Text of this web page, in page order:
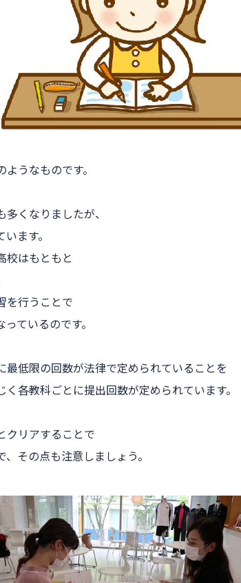
ようなものです。
くなりましたが、
ます。
校はもともと
を行うことで
ているのです。
低限の回数が法律で定められていることを
各教科ごとに提出回数が定められています。
クリアすることで
その点も注意しましょう。